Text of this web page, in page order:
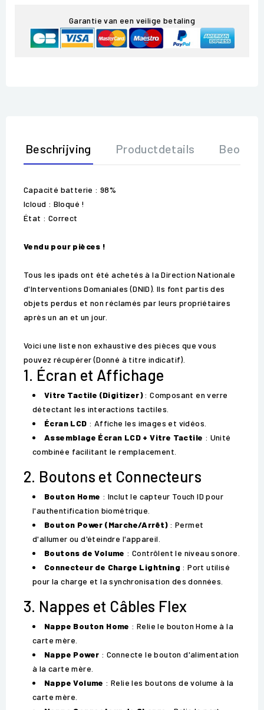
Garantie van een veilige betaling
Beschrijving Productdetails
Capacité batterie : 98%
Icloud : Bloqué !
État : Correct
Vendu pour pièces !
Tous les ipads ont été achetés à la Direction Nationale
d'Interventions Domaniales (DNID). Ils font partis des
objets perdus et non réclamés par leurs propriétaires
après un an et un jour.
Voici une liste non exhaustive des pièces que vous
pouvez récupérer (Donné à titre indicatif).
1. Écran et Affichage
Vitre Tactile (Digitizer): Composant en verre
détectant les interactions tactiles.
Écran LCD : Affiche les images et vidéos.
Assemblage Écran LCD + Vitre Tactile : Unité
combinée facilitant le remplacement.
2. Boutons et Connecteurs
Bouton Home : Inclut le capteur Touch ID pour
l'authentification biométrique.
Bouton Power (Marche/Arrêt): Permet
d'allumer ou d'éteindre l'appareil.
Boutons de Volume : Contrôlent le niveau sonore.
Connecteur de Charge Lightning : Port utilisé
pour la charge et la synchronisation des données.
3. Nappes et Câbles Flex
Nappe Bouton Home : Relie le bouton Home à la
carte mère.
Nappe Power : Connecte le bouton d'alimentation
à la carte mère.
Nappe Volume : Relie les boutons de volume à la
carte mère.